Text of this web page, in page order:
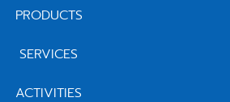
PRODUCTS
SERVICES
ACTIVITIES